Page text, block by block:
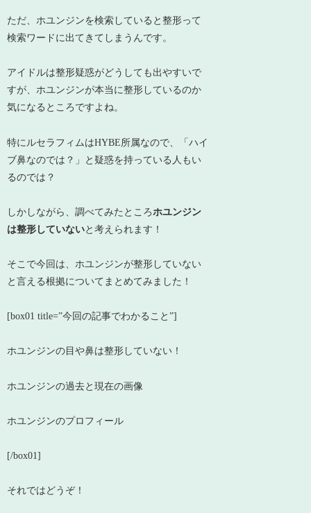
ただ、ホユンジンを検索していると整形って
検索ワードに出てきてしまうんです。
アイドルは整形疑惑がどうしても出やすいで
すが、ホユンジンが本当に整形しているのか
気になるところですよね。
特にルセラフィムはHYBE所属なので、「ハイ
ブ鼻なのでは？」と疑惑を持っている人もい
るのでは？
しかしながら、調べてみたところホユンジン
は整形していないと考えられます！
そこで今回は、ホユンジンが整形していない
と言える根拠についてまとめてみました！
[box01 title=”今回の記事でわかること”]
ホユンジンの目や鼻は整形していない！
ホユンジンの過去と現在の画像
ホユンジンのプロフィール
[/box01]
それではどうぞ！